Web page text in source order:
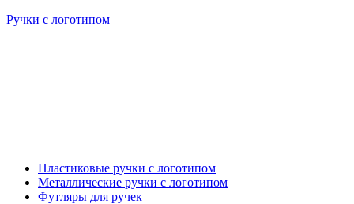
Ручки с логотипом
Пластиковые ручки с логотипом
Металлические ручки с логотипом
Футляры для ручек